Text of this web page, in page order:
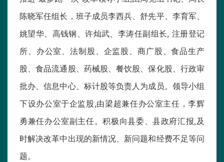
陈晓军任组长，班子成员李西兵、舒先平、李育军、
姚望华、高钱钢、许灿武、李涛任副组长, 注册登记
所、办公室、法制股、企监股、商广股、食品生产
股、食品流通股、药械股、餐饮股、保化股、行政审
批办、信息中心、标计股等负责人为成员。领导小组
下设办公室于企监股,由梁超兼任办公室主任，李辉
勇兼任办公室副主任。积极向县委、县政府汇报,及
时解决改革中出现的新情况、新问题和经费不足等问
题。